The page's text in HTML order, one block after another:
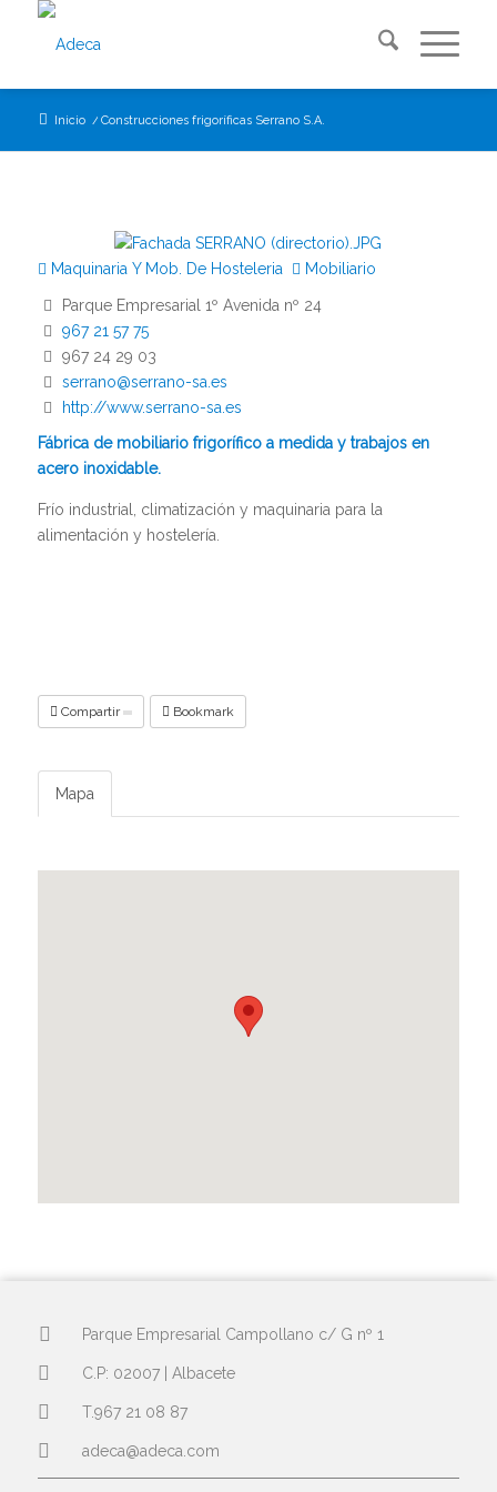
Inicio / Construcciones frigoríficas Serrano S.A.
Maquinaria Y Mob. De Hosteleria Mobiliario
Parque Empresarial 1º Avenida nº 24
967 21 57 75
967 24 29 03
serrano@serrano-sa.es
http://www.serrano-sa.es
Fábrica de mobiliario frigorífico a medida y trabajos en
acero inoxidable.
Frío industrial, climatización y maquinaria para la
alimentación y hostelería.
Compartir Bookmark
Mapa
Parque Empresarial Campollano c/ G nº 1
C.P: 02007 | Albacete
T.967 21 08 87
adeca@adeca.com